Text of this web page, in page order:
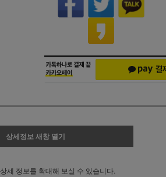
상세정보 새창 열기
상세 정보를 확대해 보실 수 있습니다.